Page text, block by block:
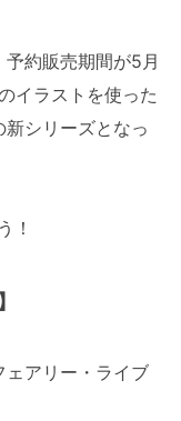
約販売期間が5月
イラストを使った
シリーズとなっ
！
アリー・ライブ